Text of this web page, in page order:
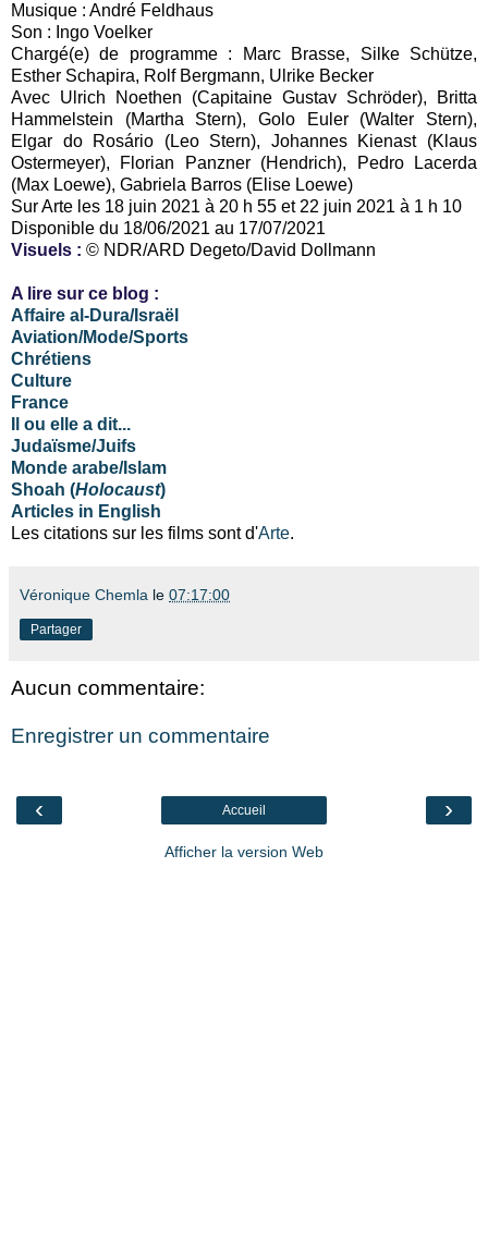
Musique : André Feldhaus
Son : Ingo Voelker
Chargé(e) de programme : Marc Brasse, Silke Schütze,
Esther Schapira, Rolf Bergmann, Ulrike Becker
Avec Ulrich Noethen (Capitaine Gustav Schröder), Britta
Hammelstein (Martha Stern), Golo Euler (Walter Stern),
Elgar do Rosário (Leo Stern), Johannes Kienast (Klaus
Ostermeyer), Florian Panzner (Hendrich), Pedro Lacerda
(Max Loewe), Gabriela Barros (Elise Loewe)
Sur Arte les 18 juin 2021 à 20 h 55 et 22 juin 2021 à 1 h 10
Disponible du 18/06/2021 au 17/07/2021
Visuels : © NDR/ARD Degeto/David Dollmann
A lire sur ce blog :
Affaire al-Dura/Israël
Aviation/Mode/Sports
Chrétiens
Culture
France
Il ou elle a dit...
Judaïsme/Juifs
Monde arabe/Islam
Shoah (Holocaust)
Articles in English
Les citations sur les films sont d'Arte.
Véronique Chemla le 07:17:00
Partager
Aucun commentaire:
Enregistrer un commentaire
‹ ›
Accueil
Afficher la version Web